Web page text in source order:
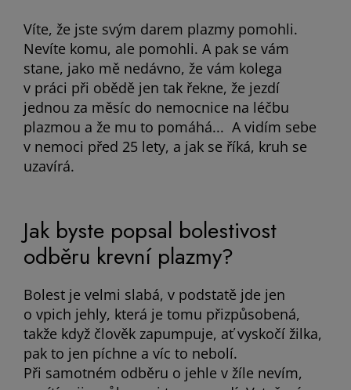
Víte, že jste svým darem plazmy pomohli.
Nevíte komu, ale pomohli. A pak se vám
stane, jako mě nedávno, že vám kolega
v práci při obědě jen tak řekne, že jezdí
jednou za měsíc do nemocnice na léčbu
plazmou a že mu to pomáhá... A vidím sebe
v nemoci před 25 lety, a jak se říká, kruh se
uzavírá.
Jak byste popsal bolestivost
odběru krevní plazmy?
Bolest je velmi slabá, v podstatě jde jen
o vpich jehly, která je tomu přizpůsobená,
takže když člověk zapumpuje, ať vyskočí žilka,
pak to jen píchne a víc to nebolí.
Při samotném odběru o jehle v žíle nevím,